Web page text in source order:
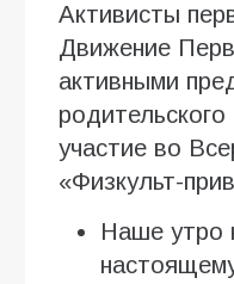
Активисты
Движение
активными
участие во
«Физкульт-
Наше утро